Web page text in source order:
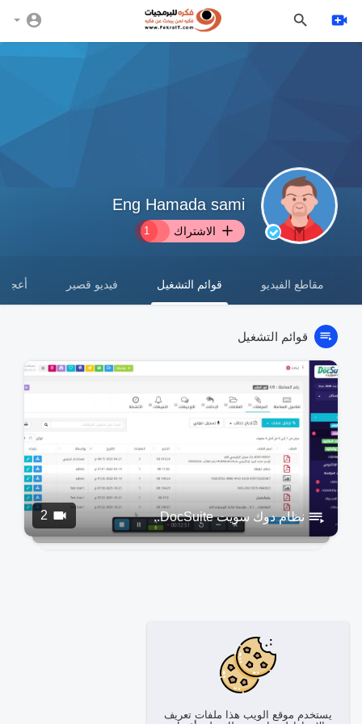
يستخدم موقع الويب هذا ملفات تعريف
Eng Hamada sami
الاشتراك 1
مقاطع الفيديو قوائم التشغيل فيديو قصير
قوائم التشغيل
2 نظام دوك سويت DocSuite..